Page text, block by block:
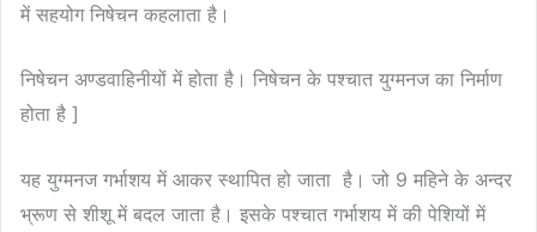
में सहयोग निषेचन कहलाता है।
निषेचन अण्डवाहिनीयों में होता है। निषेचन के पश्चात युग्मनज का निर्माण
होता है ]
यह युग्मनज गर्भाशय में आकर स्थापित हो जाता है। जो 9 महिने के अन्दर
भ्रूण से शीशू में बदल जाता है। इसके पश्चात गर्भाशय में की पेशियों में